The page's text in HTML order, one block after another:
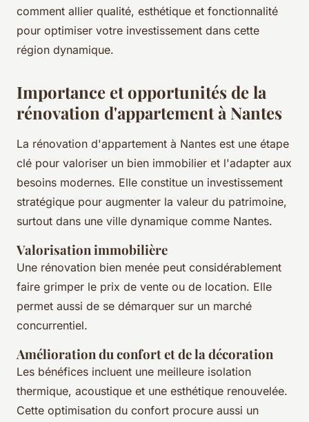
comment allier qualité, esthétique et fonctionnalité
pour optimiser votre investissement dans cette
région dynamique.
Importance et opportunités de la
rénovation d'appartement à Nantes
La rénovation d'appartement à Nantes est une étape
clé pour valoriser un bien immobilier et l'adapter aux
besoins modernes. Elle constitue un investissement
stratégique pour augmenter la valeur du patrimoine,
surtout dans une ville dynamique comme Nantes.
Valorisation immobilière
Une rénovation bien menée peut considérablement
faire grimper le prix de vente ou de location. Elle
permet aussi de se démarquer sur un marché
concurrentiel.
Amélioration du confort et de la décoration
Les bénéfices incluent une meilleure isolation
thermique, acoustique et une esthétique renouvelée.
Cette optimisation du confort procure aussi un